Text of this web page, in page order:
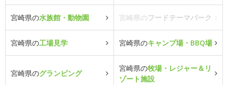
宮崎県の水族館・動物園 宮崎県のフードテーマパーク
宮崎県の工場見学 宮崎県のキャンプ場・BBQ場
宮崎県のグランピング
宮崎県の牧場・レジャー＆リ
ゾート施設